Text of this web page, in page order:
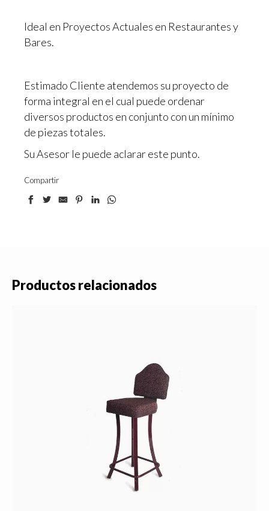
Ideal en Proyectos Actuales en Restaurantes y
Bares.
Estimado Cliente atendemos su proyecto de
forma integral en el cual puede ordenar
diversos productos en conjunto con un mínimo
de piezas totales.
Su Asesor le puede aclarar este punto.
Compartir
Productos relacionados